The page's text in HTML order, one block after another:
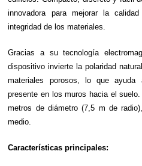
innovadora para mejorar la
integridad de los materiales.
Gracias a su tecnología
dispositivo invierte la polaridad
materiales porosos, lo que ayuda
presente en los muros hacia el
metros de diámetro (7,5 m de
medio.
Características principales: